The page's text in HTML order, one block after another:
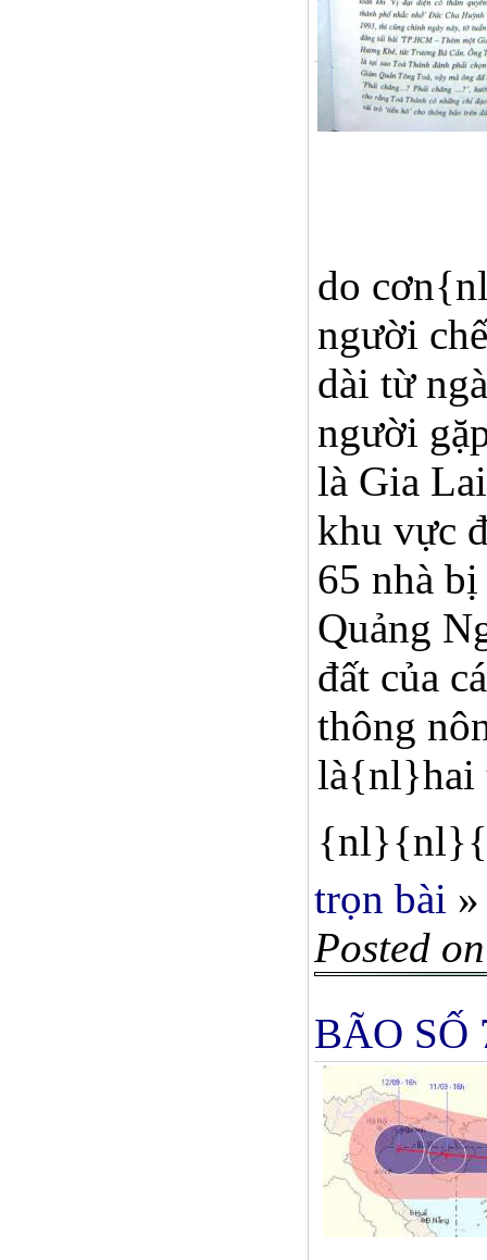
do
người
dài từ
người
là Gia
khu vực
65 nhà
Quảng
đất của
thông
là{nl}hai
trọn bài »
Posted
BÃO